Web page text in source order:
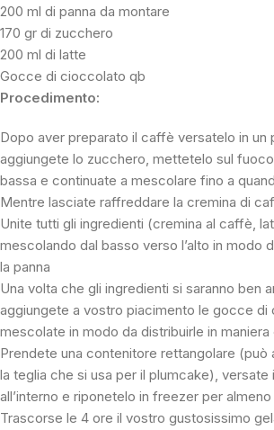
200 ml di panna da montare
170 gr di zucchero
200 ml di latte
Gocce di cioccolato qb
Procedimento:
Dopo aver preparato il caffè versatelo in un
aggiungete lo zucchero, mettetelo sul
bassa e continuate a mescolare fino a
Mentre lasciate raffreddare la cremina di
Unite tutti gli ingredienti (cremina al caffè,
mescolando dal basso verso l’alto in modo
la panna
Una volta che gli ingredienti si saranno ben
aggiungete a vostro piacimento le gocce di
mescolate in modo da distribuirle in maniera
Prendete una contenitore rettangolare (può
la teglia che si usa per il plumcake),
all’interno e riponetelo in freezer per
Trascorse le 4 ore il vostro gustosissimo